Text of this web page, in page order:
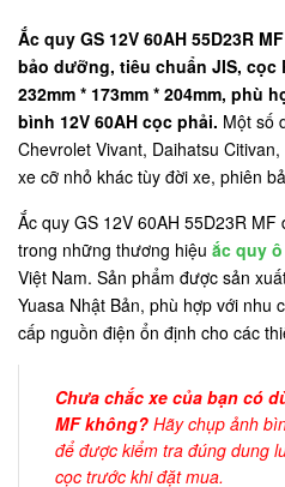
Ắc quy GS 12V 60AH 55D23R
bảo dưỡng, tiêu chuẩn JIS, cọc
232mm * 173mm * 204mm, phù
bình 12V 60AH cọc phải. Một số
Chevrolet Vivant, Daihatsu
xe cỡ nhỏ khác tùy đời xe, phiên
Ắc quy GS 12V 60AH 55D23R
trong những thương hiệu ắc quy
Việt Nam. Sản phẩm được sản
Yuasa Nhật Bản, phù hợp với nhu
cấp nguồn điện ổn định cho các
Chưa chắc xe của bạn có
MF không? Hãy chụp ảnh
để được kiểm tra đúng dung
cọc trước khi đặt mua.